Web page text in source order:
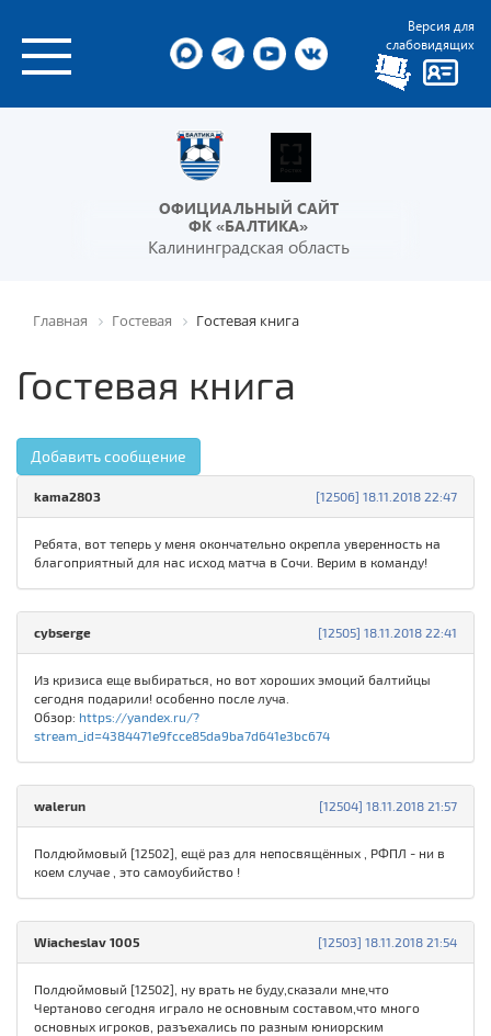
Версия для
слабовидящих
ОФИЦИАЛЬНЫЙ САЙТ
ФК «БАЛТИКА»
Калининградская область
Главная Гостевая Гостевая книга
Гостевая книга
Добавить сообщение
[12506] 18.11.2018 22:47
kаma280З
Ребята, вот теперь у меня окончательно окрепла уверенность на
благоприятный для нас исход матча в Сочи. Верим в команду!
[12505] 18.11.2018 22:41
cybserge
Из кризиса еще выбираться, но вот хороших эмоций балтийцы
сегодня подарили! особенно после луча.
Обзор: https://yandex.ru/?
stream_id=4384471e9fcce85da9ba7d641e3bc674
[12504] 18.11.2018 21:57
walerun
Полдюймовый [12502], ещё раз для непосвящённых , РФПЛ - ни в
коем случае , это самоубийство !
[12503] 18.11.2018 21:54
Wiacheslav 1005
Полдюймовый [12502], ну врать не буду,сказали мне,что
Чертаново сегодня играло не основным составом,что много
основных игроков, разъехались по разным юниорским